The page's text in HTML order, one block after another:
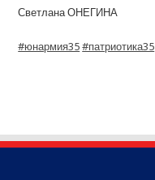
Светлана ОНЕГИНА
#юнармия35 #патриотика35